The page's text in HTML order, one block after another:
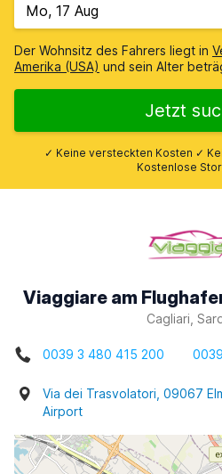
Der Wohnsitz des Fahrers liegt in
Amerika (USA) und sein Alter
Jetzt
✓ Keine versteckten Kosten ✓
Kostenlose
Viaggiare am
Cagliari,
0039 3 480 415 200
Via dei Trasvolatori, 09067
Airport